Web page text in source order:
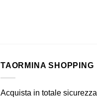
TAORMINA SHOPPING
Acquista in totale sicurezza